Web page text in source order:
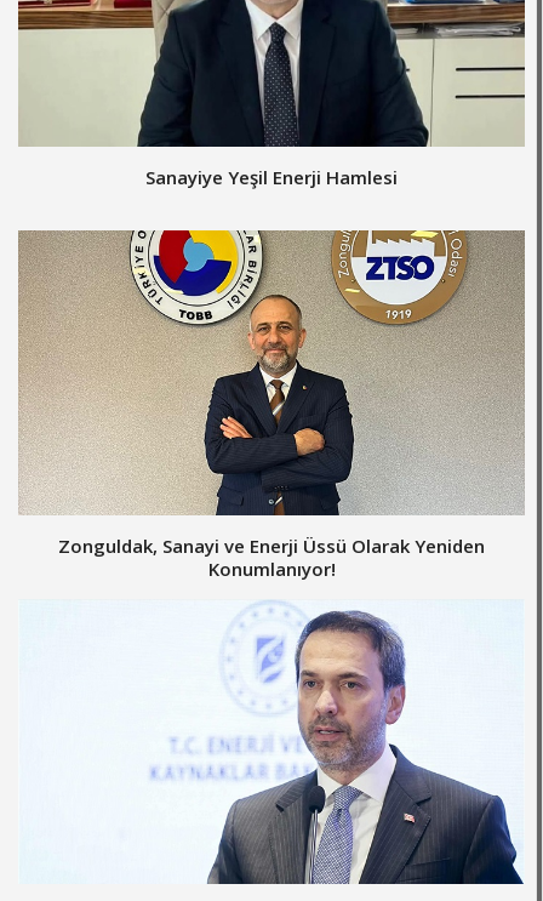
Sanayiye Yeşil Enerji Hamlesi
Zonguldak, Sanayi ve Enerji Üssü Olarak Yeniden
Konumlanıyor!